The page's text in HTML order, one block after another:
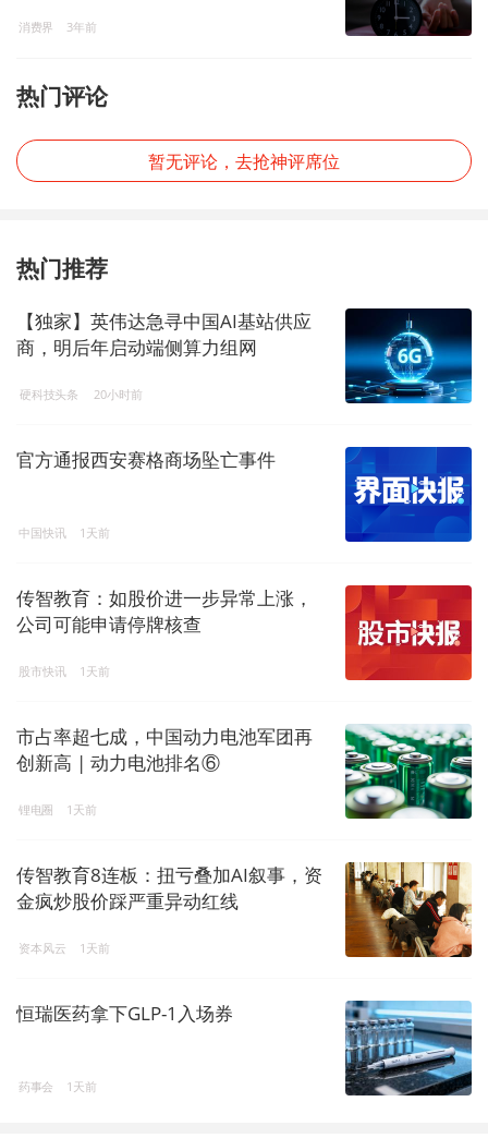
消费界 3年前
热门评论
暂无评论，去抢神评席位
热门推荐
【独家】英伟达急寻中国AI基站供应
商，明后年启动端侧算力组网
硬科技头条 20小时前
官方通报西安赛格商场坠亡事件
中国快讯 1天前
传智教育：如股价进一步异常上涨，
公司可能申请停牌核查
股市快讯 1天前
市占率超七成，中国动力电池军团再
创新高 | 动力电池排名⑥
锂电圈 1天前
传智教育8连板：扭亏叠加AI叙事，资
金疯炒股价踩严重异动红线
资本风云 1天前
恒瑞医药拿下GLP-1入场券
药事会 1天前